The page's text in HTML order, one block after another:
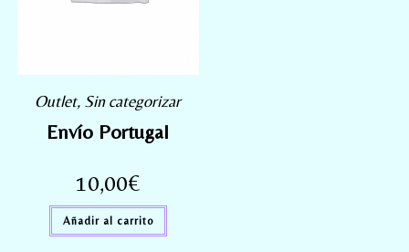
Outlet, Sin categorizar
Envío Portugal
10,00€
Añadir al carrito